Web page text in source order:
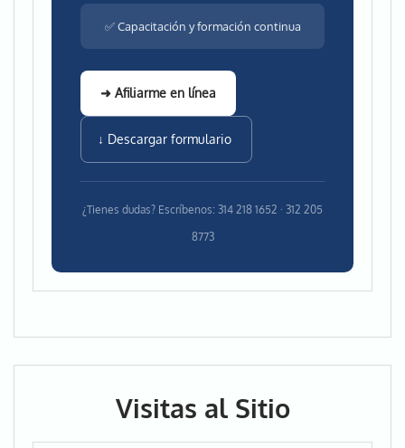
✅ Capacitación y formación continua
➜ Afiliarme en línea
↓ Descargar formulario
¿Tienes dudas? Escríbenos: 314 218 1652 · 312 205
8773
Visitas al Sitio